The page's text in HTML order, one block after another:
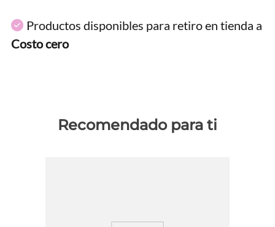
Productos disponibles para retiro en tienda a
Costo cero
Recomendado para ti